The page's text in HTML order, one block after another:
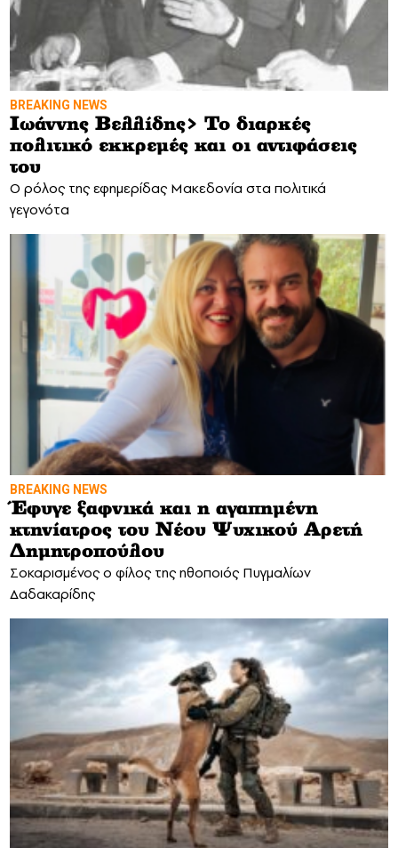
BREAKING NEWS
Ιωάννης Βελλίδης> Το διαρκές
πολιτικό εκκρεμές και οι αντιφάσεις
του
O ρόλος της εφημερίδας Μακεδονία στα πολιτικά
γεγονότα
BREAKING NEWS
Έφυγε ξαφνικά και η αγαπημένη
κτηνίατρος του Νέου Ψυχικού Αρετή
Δημητροπούλου
Σοκαρισμένος ο φίλος της ηθοποιός Πυγμαλίων
Δαδακαρίδης